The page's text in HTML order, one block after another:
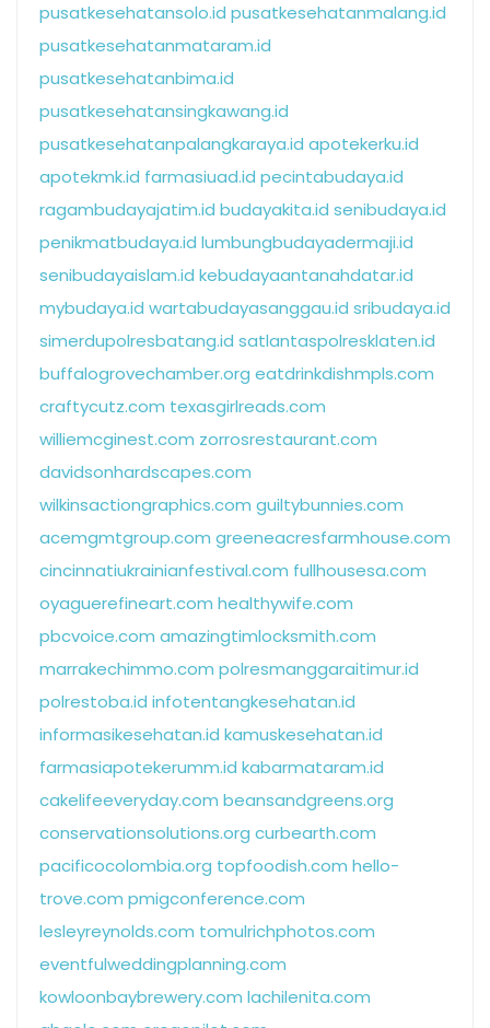
pusatkesehatansolo.id pusatkesehatanmalang.id
pusatkesehatanmataram.id
pusatkesehatanbima.id
pusatkesehatansingkawang.id
pusatkesehatanpalangkaraya.id apotekerku.id
apotekmk.id farmasiuad.id pecintabudaya.id
ragambudayajatim.id budayakita.id senibudaya.id
penikmatbudaya.id lumbungbudayadermaji.id
senibudayaislam.id kebudayaantanahdatar.id
mybudaya.id wartabudayasanggau.id sribudaya.id
simerdupolresbatang.id satlantaspolresklaten.id
buffalogrovechamber.org eatdrinkdishmpls.com
craftycutz.com texasgirlreads.com
williemcginest.com zorrosrestaurant.com
davidsonhardscapes.com
wilkinsactiongraphics.com guiltybunnies.com
acemgmtgroup.com greeneacresfarmhouse.com
cincinnatiukrainianfestival.com fullhousesa.com
oyaguerefineart.com healthywife.com
pbcvoice.com amazingtimlocksmith.com
marrakechimmo.com polresmanggaraitimur.id
polrestoba.id infotentangkesehatan.id
informasikesehatan.id kamuskesehatan.id
farmasiapotekerumm.id kabarmataram.id
cakelifeeveryday.com beansandgreens.org
conservationsolutions.org curbearth.com
pacificocolombia.org topfoodish.com hello-
trove.com pmigconference.com
lesleyreynolds.com tomulrichphotos.com
eventfulweddingplanning.com
kowloonbaybrewery.com lachilenita.com